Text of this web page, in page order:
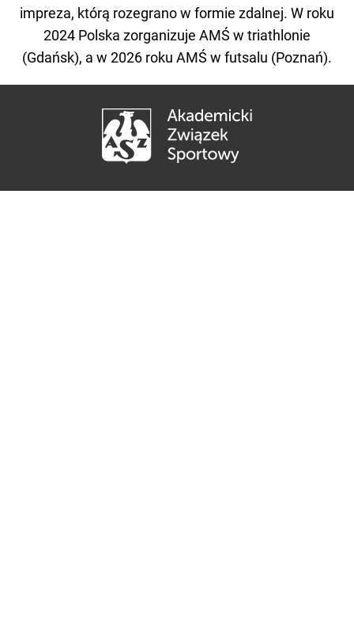
impreza, którą rozegrano w formie zdalnej. W roku
2024 Polska zorganizuje AMŚ w triathlonie
(Gdańsk), a w 2026 roku AMŚ w futsalu (Poznań).